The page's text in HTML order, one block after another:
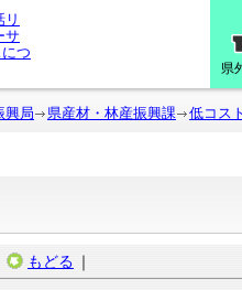
県
興局 県産材・林産振興課 低コス
もどる ｜